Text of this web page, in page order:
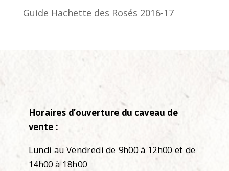
Guide Hachette des Rosés 2016-17
Horaires d’ouverture du caveau de
vente :
Lundi au Vendredi de 9h00 à 12h00 et de
14h00 à 18h00